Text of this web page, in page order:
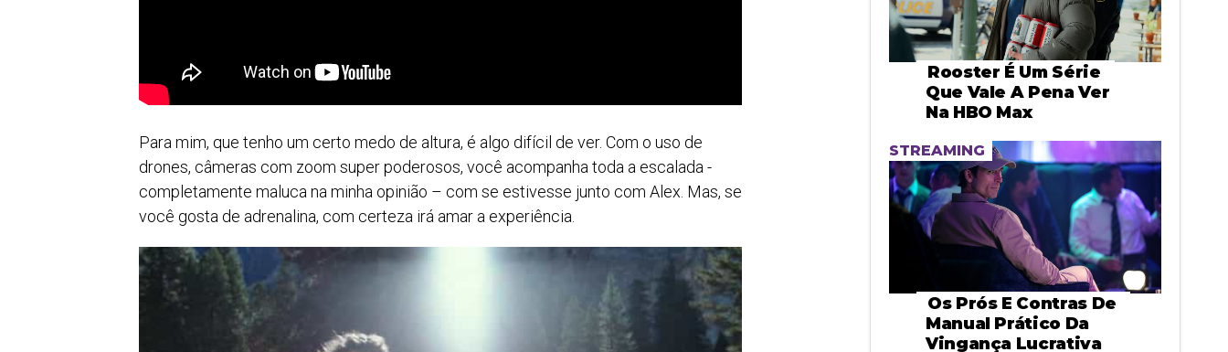
Para mim, que tenho um certo medo de altura, é algo difícil de ver. Com o uso de
drones, câmeras com zoom super poderosos, você acompanha toda a escalada -
completamente maluca na minha opinião – com se estivesse junto com Alex. Mas, se
você gosta de adrenalina, com certeza irá amar a experiência.
Rooster É Um Série
Que Vale A Pena Ver
Na HBO Max
STREAMING
Os Prós E Contras De
Manual Prático Da
Vingança Lucrativa